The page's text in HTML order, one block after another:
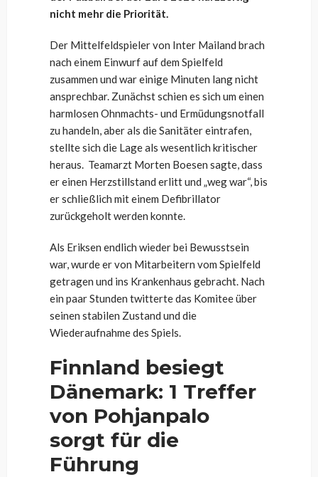
nicht mehr die Priorität.
Der Mittelfeldspieler von Inter Mailand brach
nach einem Einwurf auf dem Spielfeld
zusammen und war einige Minuten lang nicht
ansprechbar. Zunächst schien es sich um einen
harmlosen Ohnmachts- und Ermüdungsnotfall
zu handeln, aber als die Sanitäter eintrafen,
stellte sich die Lage als wesentlich kritischer
heraus. Teamarzt Morten Boesen sagte, dass
er einen Herzstillstand erlitt und „weg war“, bis
er schließlich mit einem Defibrillator
zurückgeholt werden konnte.
Als Eriksen endlich wieder bei Bewusstsein
war, wurde er von Mitarbeitern vom Spielfeld
getragen und ins Krankenhaus gebracht. Nach
ein paar Stunden twitterte das Komitee über
seinen stabilen Zustand und die
Wiederaufnahme des Spiels.
Finnland besiegt
Dänemark: 1 Treffer
von Pohjanpalo
sorgt für die
Führung